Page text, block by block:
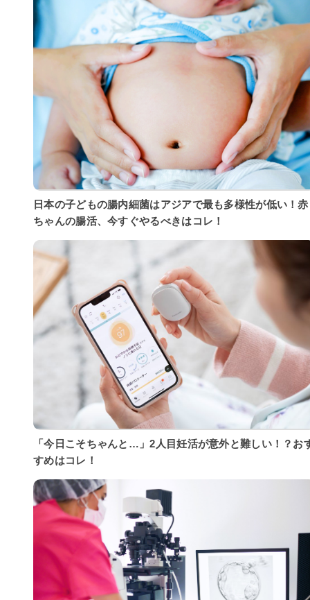
日本の子どもの腸内細菌はアジアで最も多様性が低い！赤
ちゃんの腸活、今すぐやるべきはコレ！
「今日こそちゃんと…」2人目妊活が意外と難しい！？お
すめはコレ！